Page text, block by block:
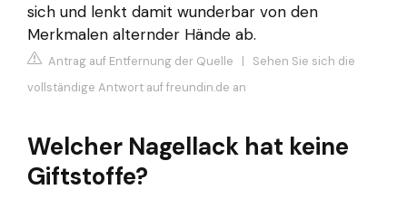
sich und lenkt damit wunderbar von den
Merkmalen alternder Hände ab.
Antrag auf Entfernung der Quelle | Sehen Sie sich die
vollständige Antwort auf freundin.de an
Welcher Nagellack hat keine
Giftstoffe?